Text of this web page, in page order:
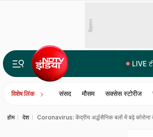
विज्ञापन
LIVE
विशेष लिंक संसद मौसम सक्सेस स्टोरीज
होम देश Coronavirus: केंद्रीय अर्द्धसैनिक बलों में बढ़े